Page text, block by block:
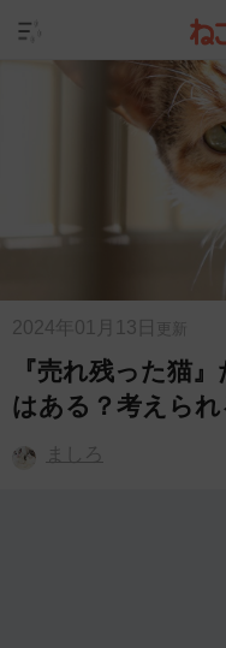
2024年01月13日 更新
『売れ残った猫
はある？考えら
ましろ